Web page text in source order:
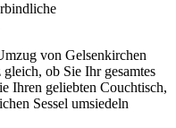
von Gelsenkirchen
ob Sie Ihr gesamtes
Ihren geliebten Couchtisch,
Sessel umsiedeln